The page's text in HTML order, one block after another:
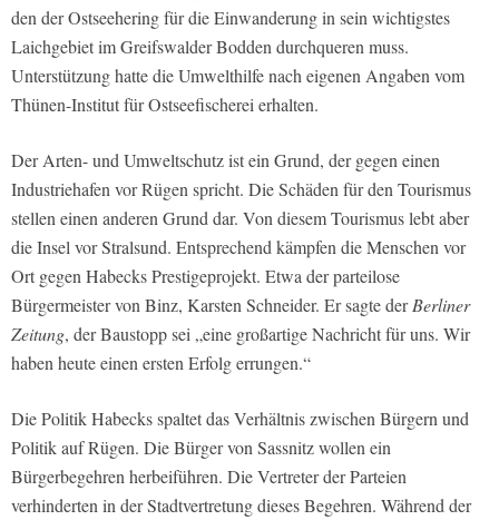
den der Ostseehering für die Einwanderung in sein wichtigstes
Laichgebiet im Greifswalder Bodden durchqueren muss.
Unterstützung hatte die Umwelthilfe nach eigenen Angaben vom
Thünen-Institut für Ostseefischerei erhalten.
Der Arten- und Umweltschutz ist ein Grund, der gegen einen
Industriehafen vor Rügen spricht. Die Schäden für den Tourismus
stellen einen anderen Grund dar. Von diesem Tourismus lebt aber
die Insel vor Stralsund. Entsprechend kämpfen die Menschen vor
Ort gegen Habecks Prestigeprojekt. Etwa der parteilose
Bürgermeister von Binz, Karsten Schneider. Er sagte derBerliner
Zeitung, der Baustopp sei „eine großartige Nachricht für uns. Wir
haben heute einen ersten Erfolg errungen.“
Die Politik Habecks spaltet das Verhältnis zwischen Bürgern und
Politik auf Rügen. Die Bürger von Sassnitz wollen ein
Bürgerbegehren herbeiführen. Die Vertreter der Parteien
verhinderten in der Stadtvertretung dieses Begehren. Während der